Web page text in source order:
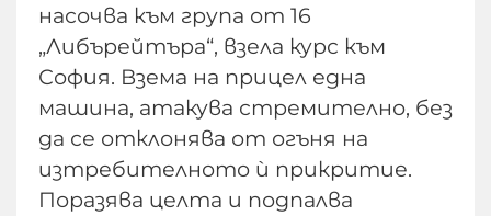
насочва към група от 16
„Либърейтъра“, взела курс към
София. Взема на прицел една
машина, атакува стремително, без
да се отклонява от огъня на
изтребителното ѝ прикритие.
Поразява целта и подпалва